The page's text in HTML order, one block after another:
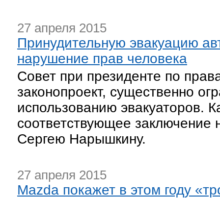
27 апреля 2015
Принудительную эвакуацию
нарушение прав человека
Совет при президенте по
законопроект, существенно
использованию эвакуаторов.
соответствующее
Сергею Нарышкину.
27 апреля 2015
Mazda покажет в этом году